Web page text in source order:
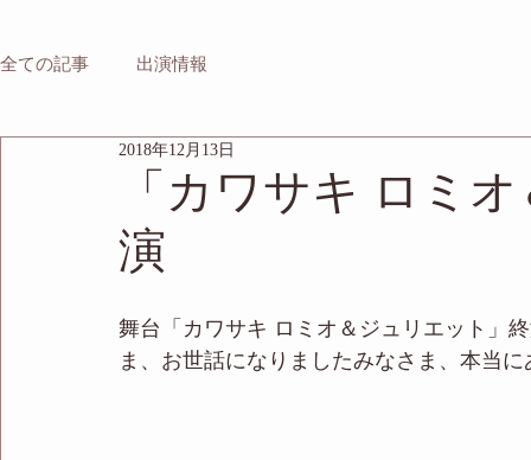
全ての記事 出演情報
「カワサキ ロミ
演
2018年12月13日
舞台「カワサキ ロミオ＆ジュリエット」
ま、お世話になりましたみなさま、本当